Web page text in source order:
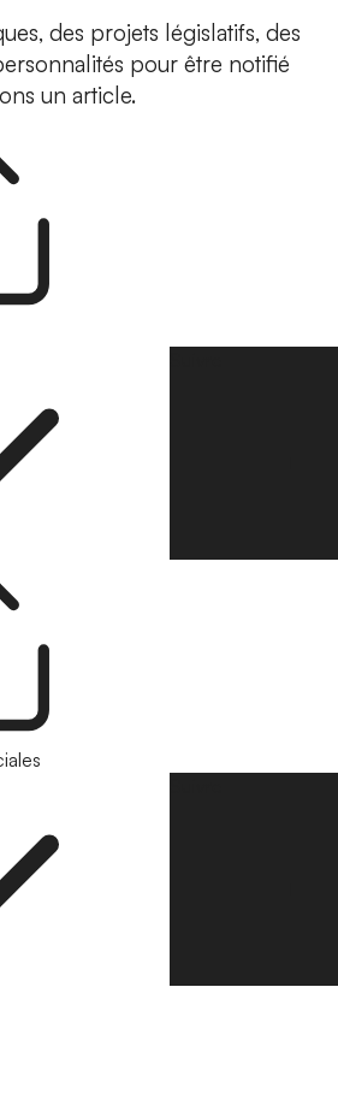
des projets législatifs, des
pour être notifié
un article.